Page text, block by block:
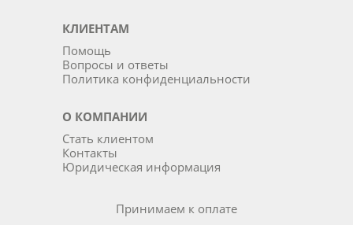
КЛИЕНТАМ
Помощь
Вопросы и ответы
Политика конфиденциальности
О КОМПАНИИ
Стать клиентом
Контакты
Юридическая информация
Принимаем к оплате